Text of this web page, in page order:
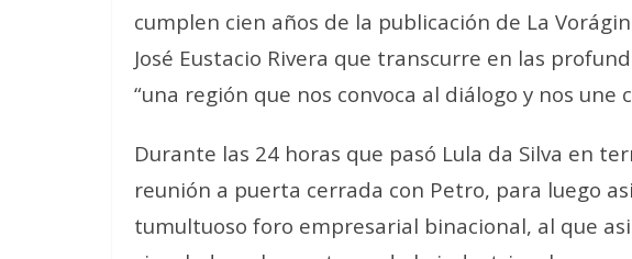
cumplen cien años de la publicación de La
José Eustacio Rivera que transcurre en las
“una región que nos convoca al diálogo y nos
Durante las 24 horas que pasó Lula da Silva en
reunión a puerta cerrada con Petro, para luego
tumultuoso foro empresarial binacional, al que